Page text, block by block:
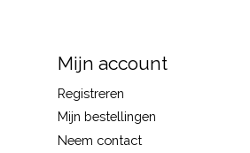
Mijn account
Registreren
Mijn bestellingen
Neem contact